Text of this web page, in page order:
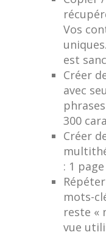
Vos
est
Créer
avec
300
Créer
: 1
mots-
reste «
vue